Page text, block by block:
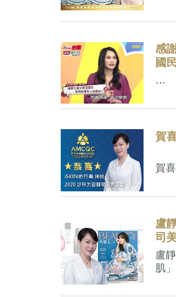
感
國
…
賀
賀
盧
司
盧
肌